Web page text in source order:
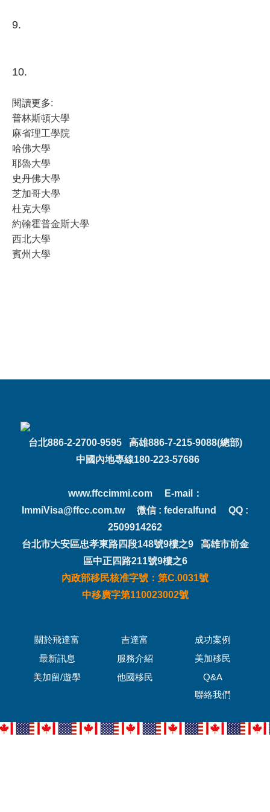
9.
​​​​​​​10.
閱讀更多:
普林斯頓大學
麻省理工學院
哈佛大學
耶魯大學
史丹佛大學
芝加哥大學
杜克大學
約翰霍普金斯大學
西北大學
賓州大學
台北886-2-2700-9595 高雄886-7-215-9088(總部)
中國內地專線180-223-57686
www.ffccimmi.com E-mail：
ImmiVisa@ffcc.com.tw 微信 : federalfund QQ :
2509914262
台北市大安區忠孝東路四段148號9樓之9 高雄市前金
區中正四路211號9樓之6
內政部移民核准字號：第C.0031號
中移廣字第110023002號
關於飛達富 吉達富
成功案例
最新訊息
服務介紹
美加移民
美加留/遊學
他國移民
Q&A
聯絡我們